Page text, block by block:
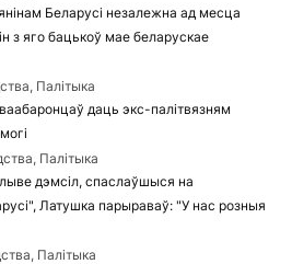
Беларусі незалежна ад месца
з яго бацькоў мае беларускае
Палітыка
даць экс-палітвязням
Палітыка
дэмсіл, спаслаўшыся на
Латушка парыраваў: "У нас розныя
Палітыка